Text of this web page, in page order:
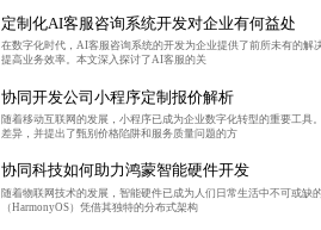
定制化AI客服咨询系统开发对企业有何益处
在数字化时代，AI客服咨询系统的开发为企业提供了前所未有的
提高业务效率。本文深入探讨了AI客服的关
协同开发公司小程序定制报价解析
随着移动互联网的发展，小程序已成为企业数字化转型的重要工
差异，并提出了甄别价格陷阱和服务质量问题的方
协同科技如何助力鸿蒙智能硬件开发
随着物联网技术的发展，智能硬件已成为人们日常生活中不可或
（HarmonyOS）凭借其独特的分布式架构